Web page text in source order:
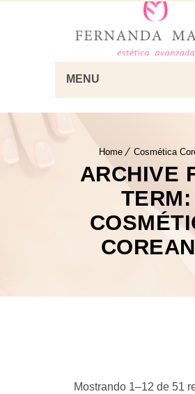
MENU
Home Cosmética
ARCHIVE
TERM:
Mostrando 1–12 de 51